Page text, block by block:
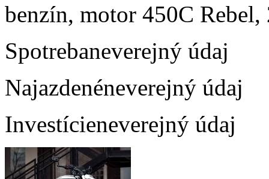
benzín, motor 450C
Spotrebaneverejný údaj
Najazdenéneverejný údaj
Investícieneverejný údaj